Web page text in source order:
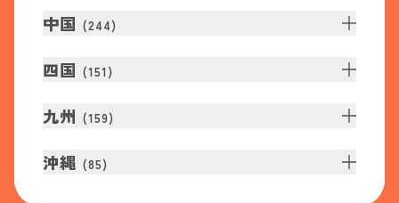
中国 (244)
四国 (151 )
九州 (159)
沖縄 (85)